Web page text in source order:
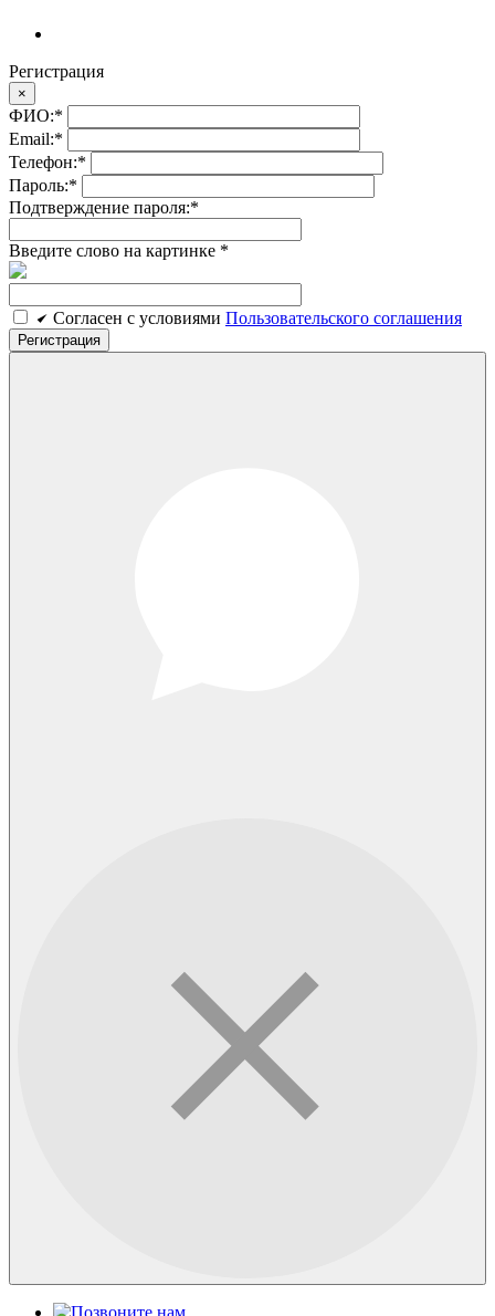
Регистрация
×
ФИО:*
Email:*
Телефон:*
Пароль:*
Подтверждение пароля:*
Введите слово на картинке *
Cогласен c условиями Пользовательского соглашения